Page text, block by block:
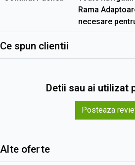
Rama
necesare
Ce spun clientii
Detii sau ai utilizat
Posteaza
Alte oferte